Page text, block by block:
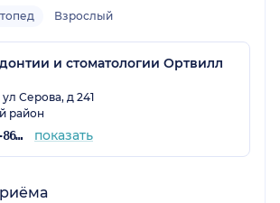
Взрослый
и стоматологии Ортвилл
Серова, д 241
район
+7 (865) 297-86-44 показать